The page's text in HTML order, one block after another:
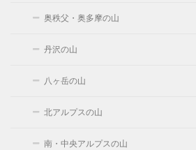
奥秩父・奥多摩の山
丹沢の山
八ヶ岳の山
北アルプスの山
南・中央アルプスの山